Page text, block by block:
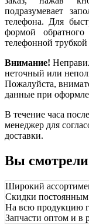
подразумевает
телефона. Для
формой
телефонной
Внимание!
неточный или
Пожалуйста,
данные при
В течение часа
менеджер для
доставки.
Вы смотрели
Широкий
Скидки
На всю продукцию
Запчасти оптом и в